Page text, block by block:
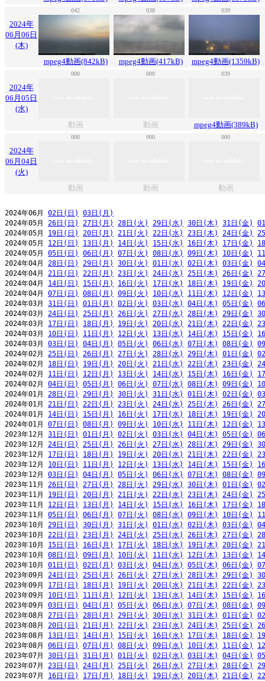
042 038 039
2024年
06月06日
(木)
mpeg4動画(842kB)
mpeg4動画(417kB) mpeg4動画(1359kB)
000 000 039
2024年
06月05日
(水)
動画
動画 mpeg4動画(389kB)
000 000 000
2024年
06月04日
(火)
動画
動画 動画
2024年06月 02日(日)
03日(月)
2024年05月 26日(日) 27日(月) 28日(火) 29日(水) 30日(木) 31日(金)
2024年05月 19日(日) 20日(月) 21日(火) 22日(水) 23日(木) 24日(金)
2024年05月 12日(日) 13日(月) 14日(火) 15日(水) 16日(木) 17日(金)
2024年05月 05日(日) 06日(月) 07日(火) 08日(水) 09日(木) 10日(金)
2024年04月 28日(日) 29日(月) 30日(火) 01日(水) 02日(木) 03日(金)
2024年04月 21日(日) 22日(月) 23日(火) 24日(水) 25日(木) 26日(金)
2024年04月 14日(日) 15日(月) 16日(火) 17日(水) 18日(木) 19日(金)
2024年04月 07日(日) 08日(月) 09日(火) 10日(水) 11日(木) 12日(金)
2024年03月 31日(日) 01日(月) 02日(火) 03日(水) 04日(木) 05日(金)
2024年03月 24日(日) 25日(月) 26日(火) 27日(水) 28日(木) 29日(金)
2024年03月 17日(日) 18日(月) 19日(火) 20日(水) 21日(木) 22日(金)
2024年03月 10日(日) 11日(月) 12日(火) 13日(水) 14日(木) 15日(金)
2024年03月 03日(日) 04日(月) 05日(火) 06日(水) 07日(木) 08日(金)
2024年02月 25日(日) 26日(月) 27日(火) 28日(水) 29日(木) 01日(金)
2024年02月 18日(日) 19日(月) 20日(火) 21日(水) 22日(木) 23日(金)
2024年02月 11日(日) 12日(月) 13日(火) 14日(水) 15日(木) 16日(金)
2024年02月 04日(日) 05日(月) 06日(火) 07日(水) 08日(木) 09日(金)
2024年01月 28日(日) 29日(月) 30日(火) 31日(水) 01日(木) 02日(金)
2024年01月 21日(日) 22日(月) 23日(火) 24日(水) 25日(木) 26日(金)
2024年01月 14日(日) 15日(月) 16日(火) 17日(水) 18日(木) 19日(金)
2024年01月 07日(日) 08日(月) 09日(火) 10日(水) 11日(木) 12日(金)
2023年12月 31日(日) 01日(月) 02日(火) 03日(水) 04日(木) 05日(金)
2023年12月 24日(日) 25日(月) 26日(火) 27日(水) 28日(木) 29日(金)
2023年12月 17日(日) 18日(月) 19日(火) 20日(水) 21日(木) 22日(金)
2023年12月 10日(日) 11日(月) 12日(火) 13日(水) 14日(木) 15日(金)
2023年12月 03日(日) 04日(月) 05日(火) 06日(水) 07日(木) 08日(金)
2023年11月 26日(日) 27日(月) 28日(火) 29日(水) 30日(木) 01日(金)
2023年11月 19日(日) 20日(月) 21日(火) 22日(水) 23日(木) 24日(金)
2023年11月 12日(日) 13日(月) 14日(火) 15日(水) 16日(木) 17日(金)
2023年11月 05日(日) 06日(月) 07日(火) 08日(水) 09日(木) 10日(金)
2023年10月 29日(日) 30日(月) 31日(火) 01日(水) 02日(木) 03日(金)
2023年10月 22日(日) 23日(月) 24日(火) 25日(水) 26日(木) 27日(金)
2023年10月 15日(日) 16日(月) 17日(火) 18日(水) 19日(木) 20日(金)
2023年10月 08日(日) 09日(月) 10日(火) 11日(水) 12日(木) 13日(金)
2023年10月 01日(日) 02日(月) 03日(火) 04日(水) 05日(木) 06日(金)
2023年09月 24日(日) 25日(月) 26日(火) 27日(水) 28日(木) 29日(金)
2023年09月 17日(日) 18日(月) 19日(火) 20日(水) 21日(木) 22日(金)
2023年09月 10日(日) 11日(月) 12日(火) 13日(水) 14日(木) 15日(金)
2023年09月 03日(日) 04日(月) 05日(火) 06日(水) 07日(木) 08日(金)
2023年08月 27日(日) 28日(月) 29日(火) 30日(水) 31日(木) 01日(金)
2023年08月 20日(日) 21日(月) 22日(火) 23日(水) 24日(木) 25日(金)
2023年08月 13日(日) 14日(月) 15日(火) 16日(水) 17日(木) 18日(金)
2023年08月 06日(日) 07日(月) 08日(火) 09日(水) 10日(木) 11日(金)
2023年07月 30日(日) 31日(月) 01日(火) 02日(水) 03日(木) 04日(金)
2023年07月 23日(日) 24日(月) 25日(火) 26日(水) 27日(木) 28日(金)
2023年07月 16日(日) 17日(月) 18日(火) 19日(水) 20日(木) 21日(金)